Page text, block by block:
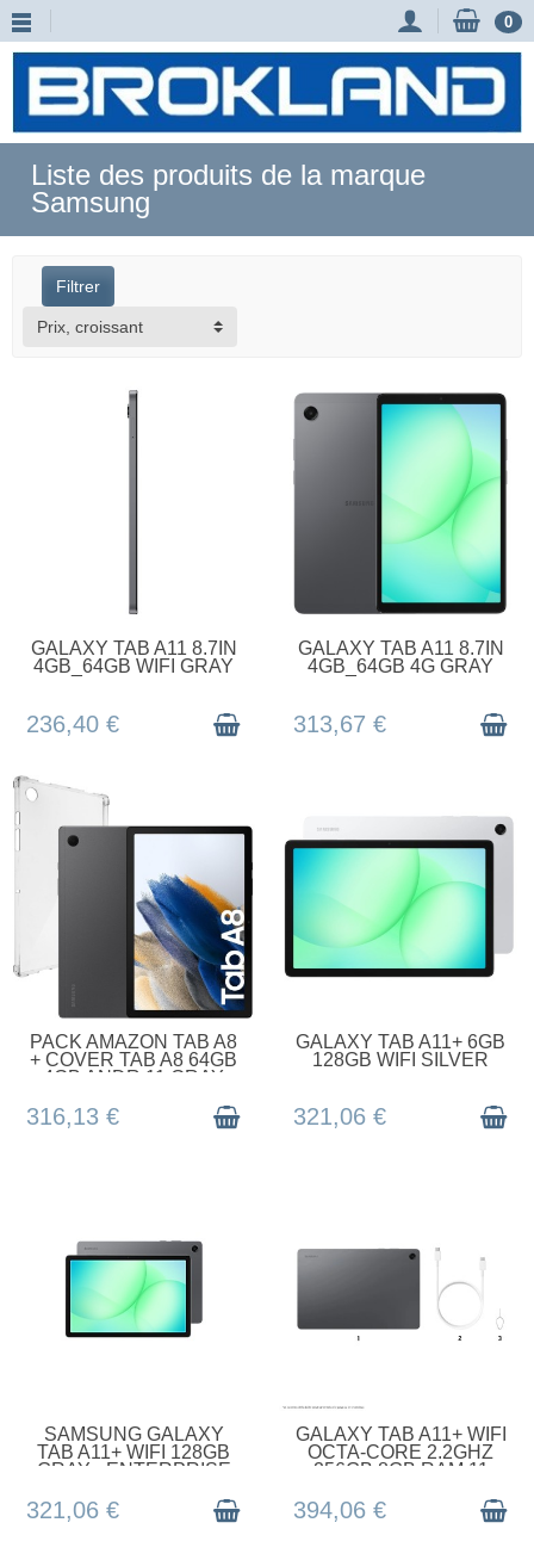
0
Liste des produits de la marque
Samsung
Filtrer
Prix, croissant
EN STOCK
GALAXY TAB A11 8.7IN
4GB_64GB WIFI GRAY
236,40 €
EN STOCK
GALAXY TAB A11 8.7IN
4GB_64GB 4G GRAY
313,67 €
EN STOCK
PACK AMAZON TAB A8
+ COVER TAB A8 64GB
4GB ANDR 11 GRAY
316,13 €
EN STOCK
GALAXY TAB A11+ 6GB
128GB WIFI SILVER
321,06 €
EN STOCK
SAMSUNG GALAXY
TAB A11+ WIFI 128GB
GRAY - ENTERPRISE
321,06 €
EN STOCK
GALAXY TAB A11+ WIFI
OCTA-CORE 2.2GHZ
256GB 8GB RAM 11
394,06 €